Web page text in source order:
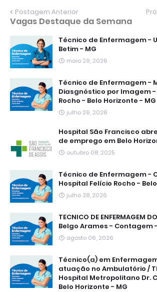
Postagem Anterior
Vagas Destaque da Semana
Técnico de Enfermagem -
Betim - MG
maio 29, 2026
Técnico de Enfermagem -
Diasgnóstico por Imagem
Rocho - Belo Horizonte - MG
julho 29, 2026
Hospital São Francisco
de emprego em Belo
outubro 08, 2025
Técnico de Enfermagem -
Hospital Felício Rocho -
julho 28, 2026
TECNICO DE ENFERMAGEM
Belgo Arames - Contagem
agosto 06, 2026
Técnico(a) em
atuação no Ambulatório /
Hospital Metropolitano Dr.
Belo Horizonte - MG